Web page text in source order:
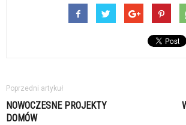
Poprzedni artykuł
NOWOCZESNE PROJEKTY
DOMÓW